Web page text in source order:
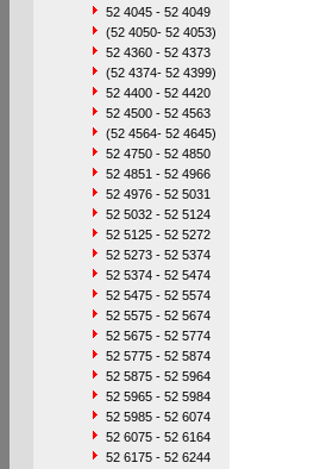
52 4045 - 52 4049
(52 4050- 52 4053)
52 4360 - 52 4373
(52 4374- 52 4399)
52 4400 - 52 4420
52 4500 - 52 4563
(52 4564- 52 4645)
52 4750 - 52 4850
52 4851 - 52 4966
52 4976 - 52 5031
52 5032 - 52 5124
52 5125 - 52 5272
52 5273 - 52 5374
52 5374 - 52 5474
52 5475 - 52 5574
52 5575 - 52 5674
52 5675 - 52 5774
52 5775 - 52 5874
52 5875 - 52 5964
52 5965 - 52 5984
52 5985 - 52 6074
52 6075 - 52 6164
52 6175 - 52 6244